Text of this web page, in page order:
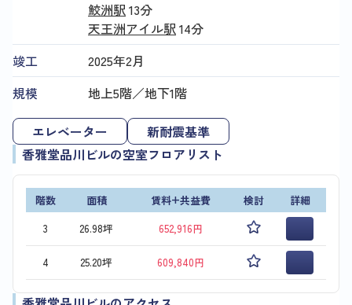
鮫洲駅13分
天王洲アイル駅14分
竣工
2025年2月
規模
地上5階／地下1階
エレベーター
新耐震基準
香雅堂品川ビルの空室フロアリスト
階数 面積 賃料+共益費 検討
詳細
3
26.98坪 652,916円
4 25.20坪 609,840円